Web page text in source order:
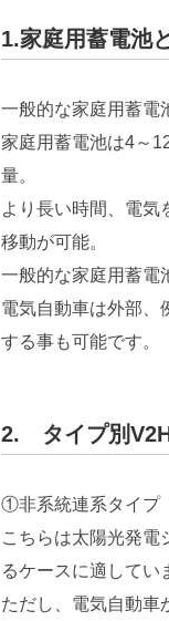
1.家庭用蓄電池
一般的な家庭用蓄電
家庭用蓄電池は4～
量。
より長い時間、電気
移動が可能。
一般的な家庭用蓄電
電気自動車は外部、
する事も可能です。
2. タイプ別
①非系統連系タイプ
こちらは太陽光発電
るケースに適してい
ただし、電気自動車